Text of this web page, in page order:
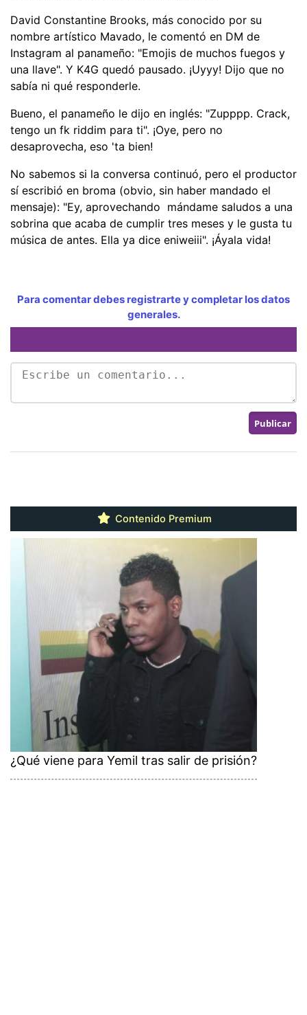
David Constantine Brooks, más conocido por su
nombre artístico Mavado, le comentó en DM de
Instagram al panameño: "Emojis de muchos fuegos y
una llave". Y K4G quedó pausado. ¡Uyyy! Dijo que no
sabía ni qué responderle.
Bueno, el panameño le dijo en inglés: "Zupppp. Crack,
tengo un fk riddim para ti". ¡Oye, pero no
desaprovecha, eso 'ta bien!
No sabemos si la conversa continuó, pero el productor
sí escribió en broma (obvio, sin haber mandado el
mensaje): "Ey, aprovechando mándame saludos a una
sobrina que acaba de cumplir tres meses y le gusta tu
música de antes. Ella ya dice eniweiii". ¡Áyala vida!
Para comentar debes registrarte y completar los datos
generales.
Contenido Premium
¿Qué viene para Yemil tras salir de prisión?